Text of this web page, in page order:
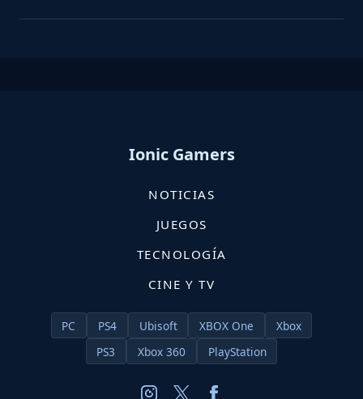
Ionic Gamers
NOTICIAS
JUEGOS
TECNOLOGÍA
CINE Y TV
PC PS4 Ubisoft XBOX One
Xbox
PS3
Xbox 360 PlayStation